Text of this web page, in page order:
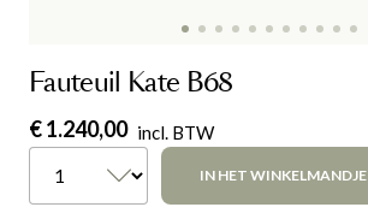
Fauteuil Kate B68
€ 1.240,00 incl. BTW
IN HET WINKELMANDJE